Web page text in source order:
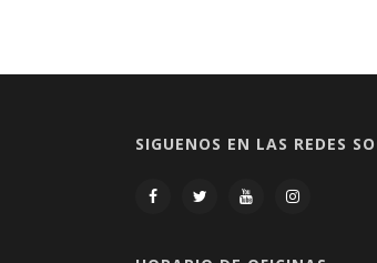
SIGUENOS EN LAS REDES